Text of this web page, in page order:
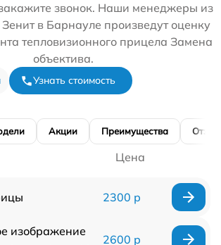
звонок. Наши менеджеры из
в Барнауле произведут оценку
тепловизионного прицела Замена
объектива.
Узнать стоимость
Акции Преимущества
Цена
2300 р
изображение
2600 р